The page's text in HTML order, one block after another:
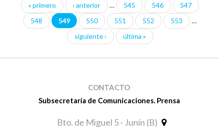
Páginas
« primero ‹ anterior … 545 546
547
548
549 550 551 552 553
…
siguiente ›
última »
CONTACTO
Subsecretaría de Comunicaciones. Prensa
Bto. de Miguel 5 - Junín (B)